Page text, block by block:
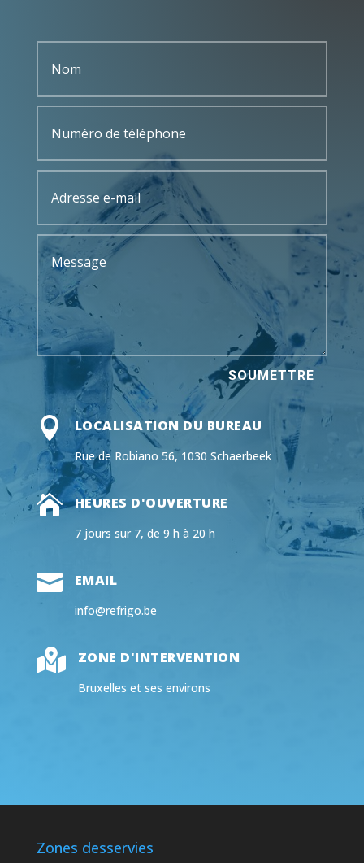
SOUMETTRE
 LOCALISATION DU BUREAU
Rue de Robiano 56, 1030 Schaerbeek
 HEURES D'OUVERTURE
7 jours sur 7, de 9 h à 20 h
 EMAIL
info@refrigo.be
 ZONE D'INTERVENTION
Bruxelles et ses environs
Zones desservies